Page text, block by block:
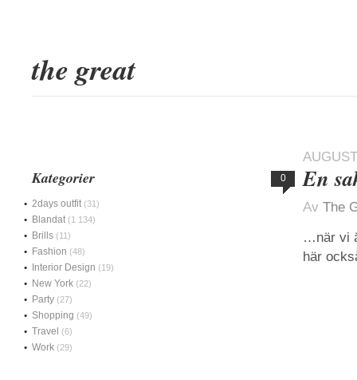
the great
0 En
Av The
…när vi
här
Kategorier
2days outfit (31)
Blandat (1 134)
Brills (11)
Fashion (48)
Interior Design (19)
New York (22)
Party (27)
Shopping (49)
Travel (6)
Work (29)